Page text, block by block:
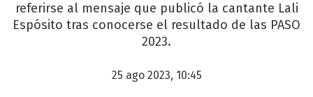
referirse al mensaje que publicó la cantante Lali
Espósito tras conocerse el resultado de las PASO
2023.
25 ago 2023, 10:45